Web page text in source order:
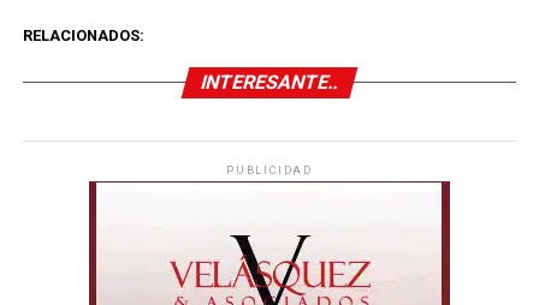
RELACIONADOS:
INTERESANTE..
PUBLICIDAD